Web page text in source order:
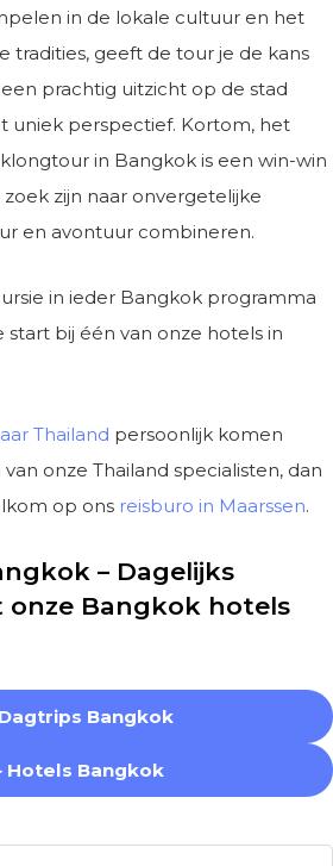
in de lokale cultuur en het
tradities, geeft de tour je de kans
prachtig uitzicht op de stad
uniek perspectief. Kortom, het
in Bangkok is een win-win
zijn naar onvergetelijke
en avontuur combineren.
in ieder Bangkok programma
start bij één van onze hotels in
Thailand persoonlijk komen
onze Thailand specialisten, dan
op ons reisburo in Maarssen.
– Dagelijks
Bangkok hotels
Bangkok
Hotels Bangkok